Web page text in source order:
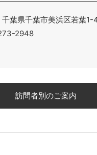
葉県千葉市美浜区若葉1-
2948
訪問者別のご案内